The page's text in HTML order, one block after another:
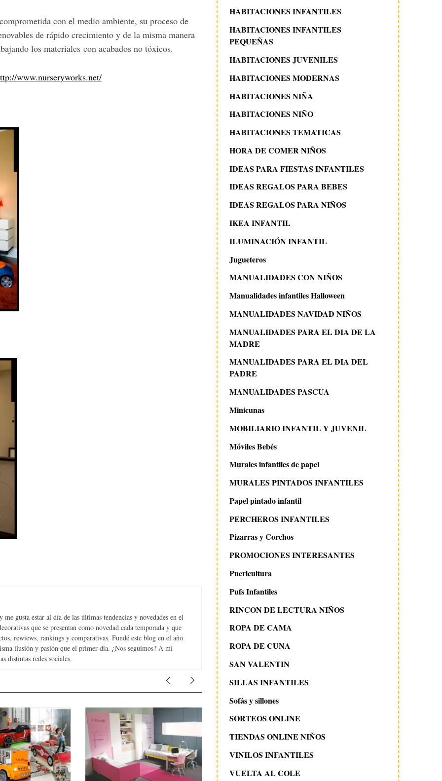
con el medio ambiente, su proceso de
de rápido crecimiento y de la misma manera
los materiales con acabados no tóxicos.
www.nurseryworks.net/
gusta estar al día de las últimas tendencias y novedades en el
que se presentan como novedad cada temporada y que
rewiews, rankings y comparativas. Fundé este blog en el año
ilusión y pasión que el primer día. ¿Nos seguimos? A mí
distintas redes sociales.
HABITACIONES INFANTILES
HABITACIONES INFANTILES
PEQUEÑAS
HABITACIONES JUVENILES
HABITACIONES MODERNAS
HABITACIONES NIÑA
HABITACIONES NIÑO
HABITACIONES TEMATICAS
HORA DE COMER NIÑOS
IDEAS PARA FIESTAS INFANTILES
IDEAS REGALOS PARA BEBES
IDEAS REGALOS PARA NIÑOS
IKEA INFANTIL
ILUMINACIÓN INFANTIL
Jugueteros
MANUALIDADES CON NIÑOS
Manualidades infantiles Halloween
MANUALIDADES NAVIDAD NIÑOS
MANUALIDADES PARA EL DIA DE LA
MADRE
MANUALIDADES PARA EL DIA DEL
PADRE
MANUALIDADES PASCUA
Minicunas
MOBILIARIO INFANTIL Y JUVENIL
Móviles Bebés
Murales infantiles de papel
MURALES PINTADOS INFANTILES
Papel pintado infantil
PERCHEROS INFANTILES
Pizarras y Corchos
PROMOCIONES INTERESANTES
Puericultura
Pufs Infantiles
RINCON DE LECTURA NIÑOS
ROPA DE CAMA
ROPA DE CUNA
SAN VALENTIN
SILLAS INFANTILES
Sofás y sillones
SORTEOS ONLINE
TIENDAS ONLINE NIÑOS
VINILOS INFANTILES
VUELTA AL COLE